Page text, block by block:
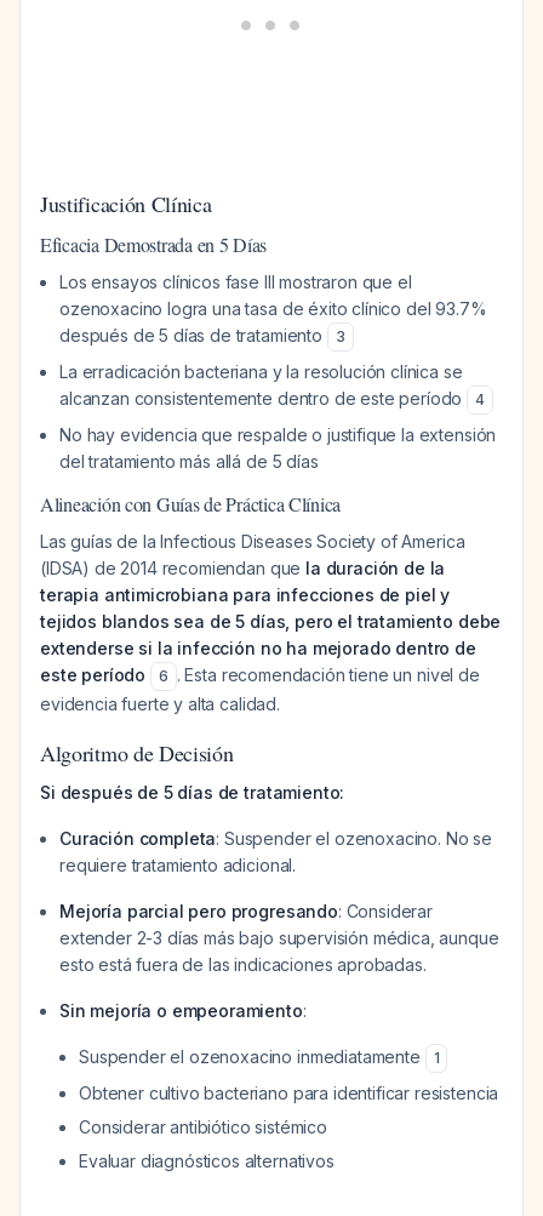
Justificación Clínica
Eficacia Demostrada en 5 Días
Los ensayos clínicos fase III mostraron que el
ozenoxacino logra una tasa de éxito clínico del 93.7%
después de 5 días de tratamiento
3
La erradicación bacteriana y la resolución clínica se
alcanzan consistentemente dentro de este período
4
No hay evidencia que respalde o justifique la extensión
del tratamiento más allá de 5 días
Alineación con Guías de Práctica Clínica
Las guías de la Infectious Diseases Society of America
(IDSA) de 2014 recomiendan que la duración de la
terapia antimicrobiana para infecciones de piel y
tejidos blandos sea de 5 días, pero el tratamiento debe
extenderse si la infección no ha mejorado dentro de
este período
6 . Esta recomendación tiene un nivel de
evidencia fuerte y alta calidad.
Algoritmo de Decisión
Si después de 5 días de tratamiento:
Curación completa: Suspender el ozenoxacino. No se
requiere tratamiento adicional.
Mejoría parcial pero progresando: Considerar
extender 2-3 días más bajo supervisión médica, aunque
esto está fuera de las indicaciones aprobadas.
Sin mejoría o empeoramiento:
Suspender el ozenoxacino inmediatamente 1
Obtener cultivo bacteriano para identificar resistencia
Considerar antibiótico sistémico
Evaluar diagnósticos alternativos